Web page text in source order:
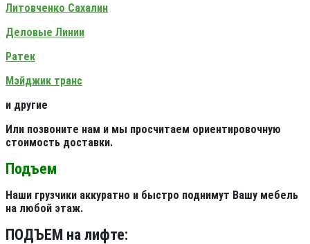
Литовченко Сахалин
Деловые Линии
Ратек
Мэйджик транс
и другие
Или позвоните нам и мы просчитаем ориентировочную
стоимость доставки.
Подъем
Наши грузчики аккуратно и быстро поднимут Вашу мебель
на любой этаж.
ПОДЪЕМ на лифте: